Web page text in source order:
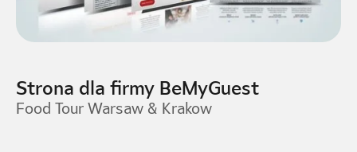
Strona dla firmy BeMyGuest
Food Tour Warsaw & Krakow